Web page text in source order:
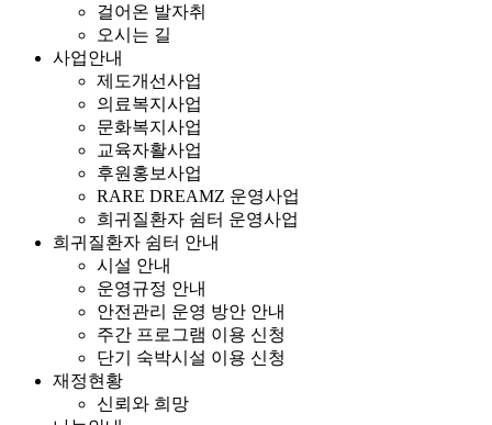
걸어온 발자취
오시는 길
사업안내
제도개선사업
의료복지사업
문화복지사업
교육자활사업
후원홍보사업
RARE DREAMZ 운영사업
희귀질환자 쉼터 운영사업
희귀질환자 쉼터 안내
시설 안내
운영규정 안내
안전관리 운영 방안 안내
주간 프로그램 이용 신청
단기 숙박시설 이용 신청
재정현황
신뢰와 희망